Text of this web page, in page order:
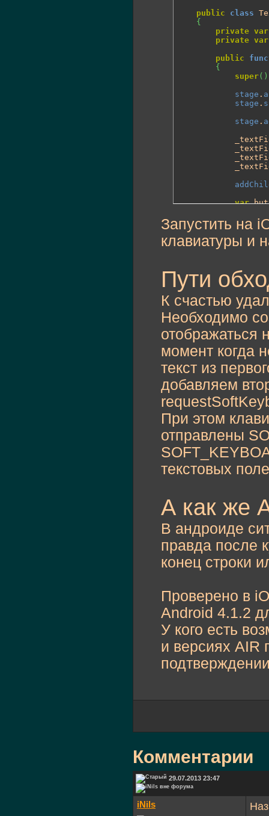
public
class
{
private var
private var
public
{
super( )
stage .
stage .
stage .
var
			button.
private
{
}
//lock
private
{
if (
				return;
			event.
}
private
var
g:
			g.
			g.
			g.
private
return
}
}
Запустить на
клавиатуры и
Пути
К счастью
Необходимо
отображаться
момент когда
текст из
добавляем
При этом
отправлены
текстовых
А как же
В андроиде
правда после
конец строки
Проверено в
Android 4.1.2
У кого есть
и версиях AIR
Комментарии
29.07.2013 23:47
iNils